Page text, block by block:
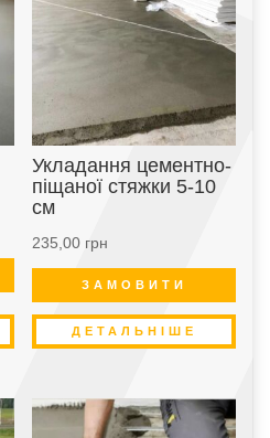
Укладання цементно-
піщаної стяжки 5-10
см
235,00 грн
ЗАМОВИТИ
ДЕТАЛЬНІШЕ